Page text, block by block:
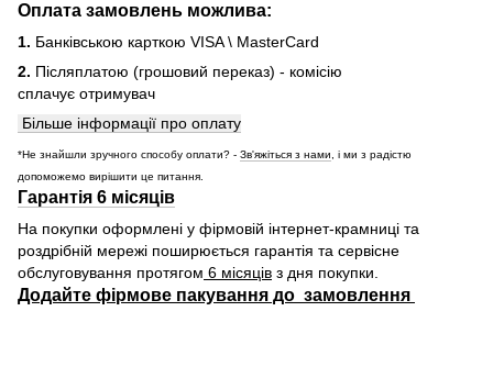
Оплата замовлень можлива:
1. Банківською карткою VISA \ MasterCard
2. Післяплатою (грошовий переказ) - комісію
сплачує отримувач
Більше інформації про оплату
*Не знайшли зручного способу оплати? - Зв'яжіться з нами, і ми з радістю
допоможемо вирішити це питання.
Гарантія 6 місяців
На покупки оформлені у фірмовій інтернет-крамниці та
роздрібній мережі поширюється гарантія та сервісне
обслуговування протягом 6 місяців з дня покупки.
Додайте фірмове пакування до замовлення